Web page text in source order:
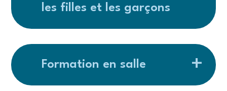
les filles et les garçons
Formation en salle